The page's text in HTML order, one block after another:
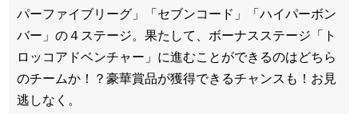
パーファイブリーグ」「セブンコード」「ハイパーボン
バー」の４ステージ。果たして、ボーナスステージ「ト
ロッコアドベンチャー」に進むことができるのはどちら
のチームか！？豪華賞品が獲得できるチャンスも！お見
逃しなく。